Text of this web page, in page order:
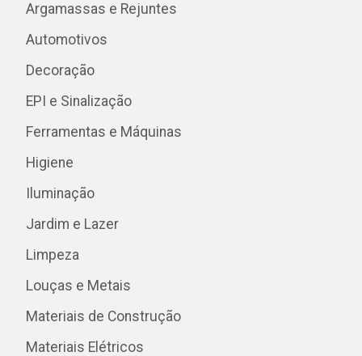
Argamassas e Rejuntes
Automotivos
Decoração
EPI e Sinalização
Ferramentas e Máquinas
Higiene
Iluminação
Jardim e Lazer
Limpeza
Louças e Metais
Materiais de Construção
Materiais Elétricos